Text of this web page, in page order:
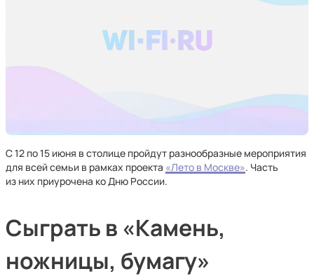
С 12 по 15 июня в столице пройдут разнообразные мероприятия
для всей семьи в рамках проекта «Лето в Москве». Часть
из них приурочена ко Дню России.
Сыграть в «Камень,
ножницы, бумагу»